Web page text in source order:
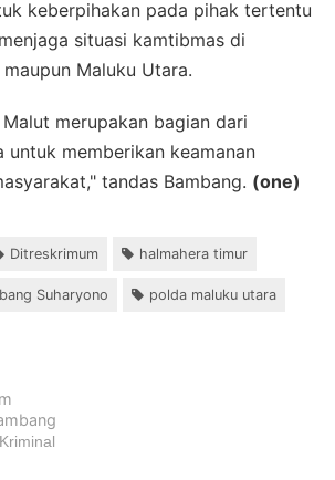
keberpihakan pada pihak tertentu
situasi kamtibmas di
Maluku Utara.
merupakan bagian dari
untuk memberikan keamanan
tandas Bambang. (one)
Ditreskrimum halmahera timur
Suharyono polda maluku utara